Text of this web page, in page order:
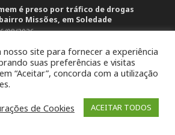
é preso por tráfico de drogas
Missões, em Soledade
08/2026
participa da 27ª Construsul
de novidades para seus
08/2026
de rochas bloqueará
da BR-386 em Soledade nesta
nosso site para fornecer a experiência
suas preferências e visitas
“Aceitar”, concorda com a utilização
de Cookies ACEITAR TODOS